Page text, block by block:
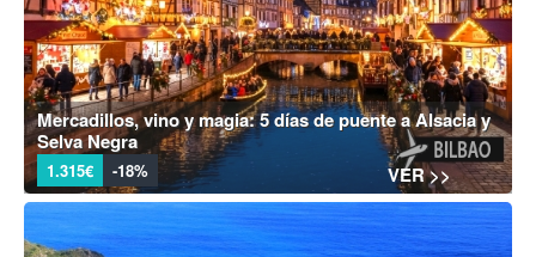
Mercadillos, vino y magia: 5 días de puente a Alsacia y
Selva Negra
1.315€ -18% VER >>